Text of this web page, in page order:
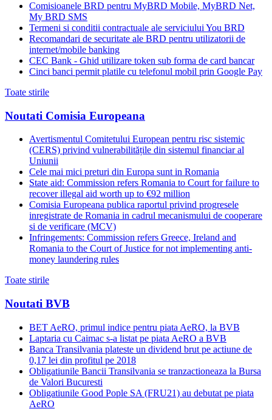
Comisioanele BRD pentru MyBRD Mobile, MyBRD Net,
My BRD SMS
Termeni si conditii contractuale ale serviciului You BRD
Recomandari de securitate ale BRD pentru utilizatorii de
internet/mobile banking
CEC Bank - Ghid utilizare token sub forma de card bancar
Cinci banci permit platile cu telefonul mobil prin Google Pay
Toate stirile
Noutati Comisia Europeana
Avertismentul Comitetului European pentru risc sistemic
(CERS) privind vulnerabilitățile din sistemul financiar al
Uniunii
Cele mai mici preturi din Europa sunt in Romania
State aid: Commission refers Romania to Court for failure to
recover illegal aid worth up to €92 million
Comisia Europeana publica raportul privind progresele
inregistrate de Romania in cadrul mecanismului de cooperare
si de verificare (MCV)
Infringements: Commission refers Greece, Ireland and
Romania to the Court of Justice for not implementing anti-
money laundering rules
Toate stirile
Noutati BVB
BET AeRO, primul indice pentru piata AeRO, la BVB
Laptaria cu Caimac s-a listat pe piata AeRO a BVB
Banca Transilvania plateste un dividend brut pe actiune de
0,17 lei din profitul pe 2018
Obligatiunile Bancii Transilvania se tranzactioneaza la Bursa
de Valori Bucuresti
Obligatiunile Good Pople SA (FRU21) au debutat pe piata
AeRO